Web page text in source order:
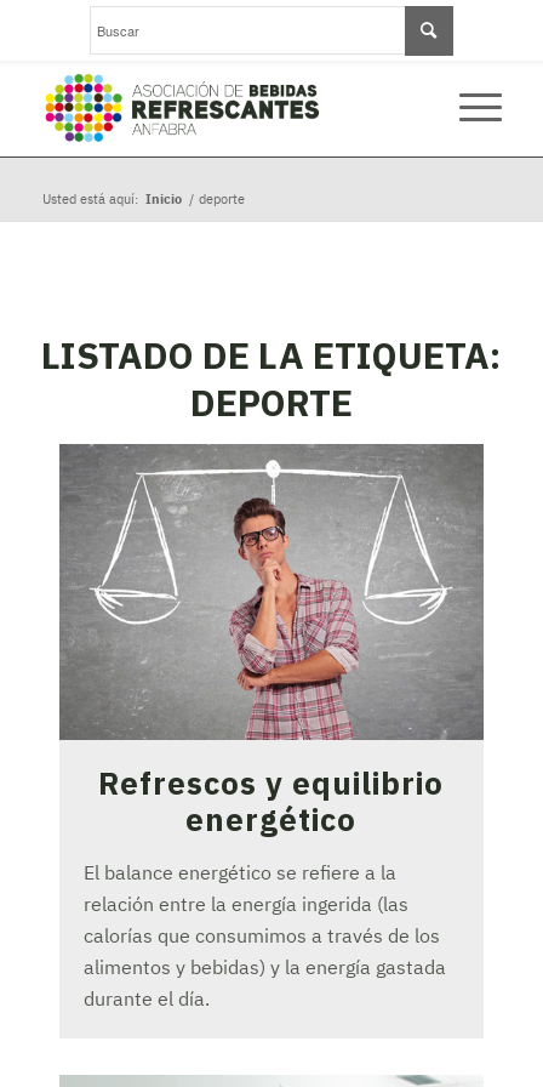
Usted está aquí: Inicio / deporte
LISTADO DE LA ETIQUETA:
DEPORTE
Refrescos y equilibrio
energético
El balance energético se refiere a la
relación entre la energía ingerida (las
calorías que consumimos a través de los
alimentos y bebidas) y la energía gastada
durante el día.